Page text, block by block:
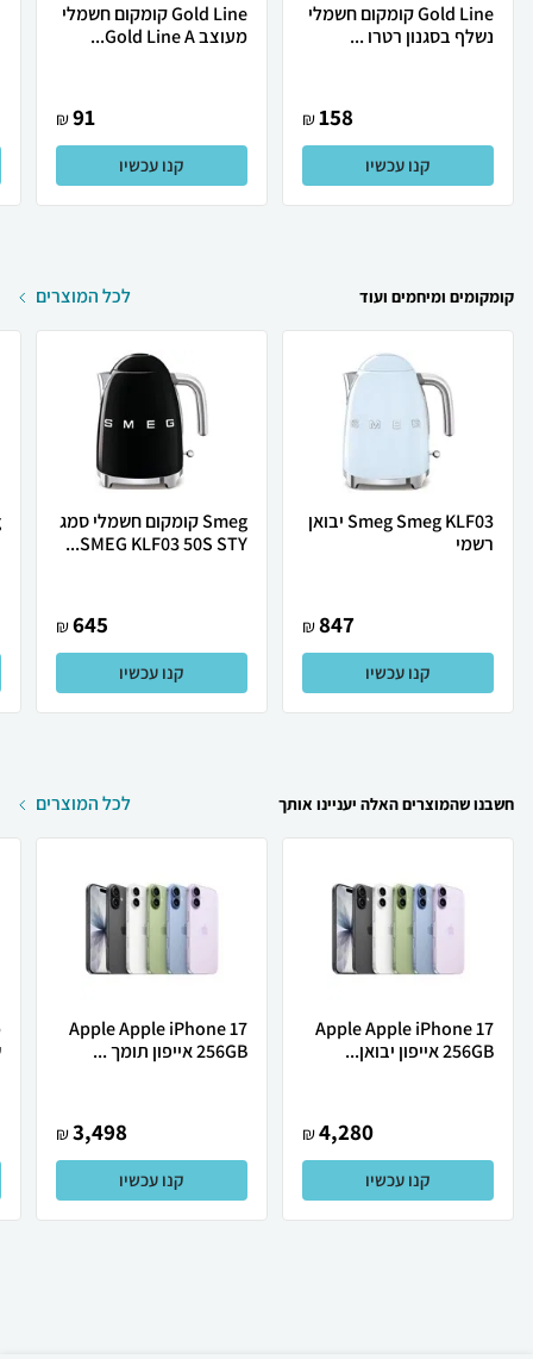
Gold Line קומקום חשמלי
נשלף בסגנון רטרו ...
158
₪
קנו עכשיו
Gold Line קומקום חשמלי
מעוצב Gold Line A...
91
₪
קנו עכשיו
קומקומים ומיחמים ועוד לכל המוצרים
Smeg Smeg KLF03 יבואן
רשמי
847
₪
קנו עכשיו
Smeg קומקום חשמלי סמג
SMEG KLF03 50S STY...
645
₪
קנו עכשיו
חשבנו שהמוצרים האלה יעניינו אותך לכל המוצרים
Apple Apple iPhone 17
256GB אייפון יבואן...
4,280
₪
קנו עכשיו
Apple Apple iPhone 17
256GB אייפון תומך ...
3,498
₪
קנו עכשיו